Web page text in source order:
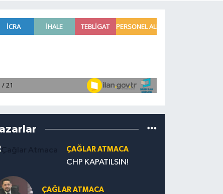
ÇAĞLAR ATMACA
CHP KAPATILSIN!
ÇAĞLAR ATMACA